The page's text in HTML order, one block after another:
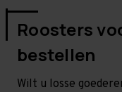
Roosters
bestellen
Wilt u losse